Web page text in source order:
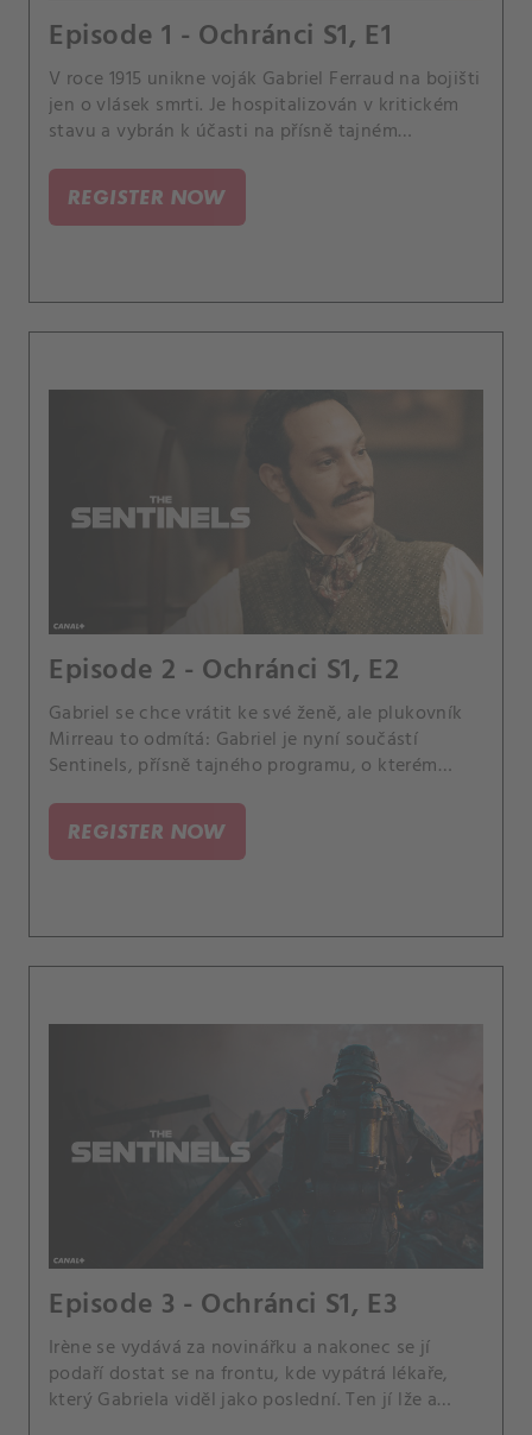
Episode 1 - Ochránci S1, E1
V roce 1915 unikne voják Gabriel Ferraud na bojišti
jen o vlásek smrti. Je hospitalizován v kritickém
stavu a vybrán k účasti na přísně tajném
Mirreaua.
REGISTER NOW
Episode 2 - Ochránci S1, E2
Gabriel se chce vrátit ke své ženě, ale plukovník
Mirreau to odmítá: Gabriel je nyní součástí
Sentinels, přísně tajného programu, o kterém
bude moci setkat až po vítězství ve válce.
REGISTER NOW
Episode 3 - Ochránci S1, E3
Irène se vydává za novinářku a nakonec se jí
podaří dostat se na frontu, kde vypátrá lékaře,
který Gabriela viděl jako poslední. Ten jí lže a